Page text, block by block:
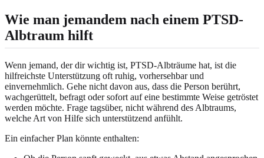
Wie man jemandem nach einem PTSD-
Albtraum hilft
Wenn jemand, der dir wichtig ist, PTSD-Albträume hat, ist die
hilfreichste Unterstützung oft ruhig, vorhersehbar und
einvernehmlich. Gehe nicht davon aus, dass die Person berührt,
wachgerüttelt, befragt oder sofort auf eine bestimmte Weise getröstet
werden möchte. Frage tagsüber, nicht während des Albtraums,
welche Art von Hilfe sich unterstützend anfühlt.
Ein einfacher Plan könnte enthalten: